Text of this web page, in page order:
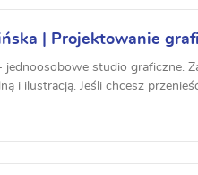
| Projektowanie
jednoosobowe studio graficzne.
i ilustracją. Jeśli chcesz